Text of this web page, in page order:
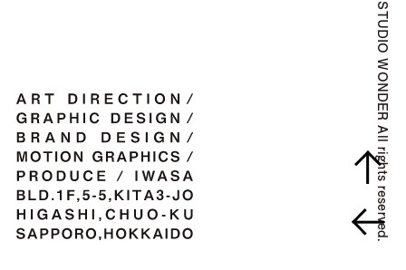
2012 - 2026 STUDIO WONDER All rights reserved.